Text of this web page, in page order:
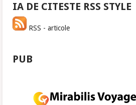
IA DE CITESTE RSS STYLE
RSS - articole
PUB